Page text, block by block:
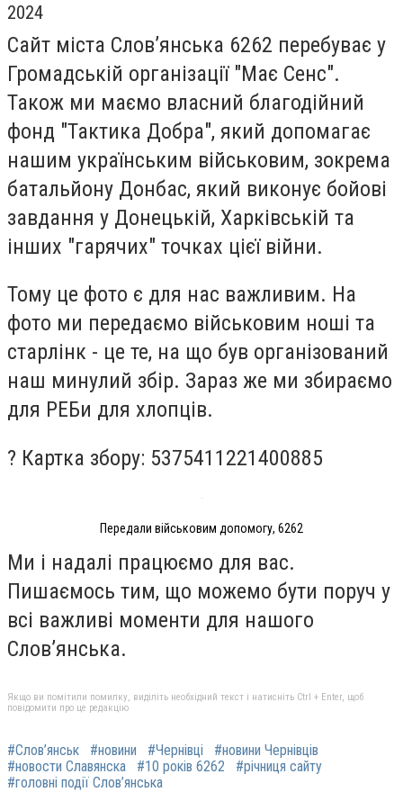
2024
Сайт міста Слов’янська 6262 перебуває у
Громадській організації "Має Сенс".
Також ми маємо власний благодійний
фонд "Тактика Добра", який допомагає
нашим українським військовим, зокрема
батальйону Донбас, який виконує бойові
завдання у Донецькій, Харківській та
інших "гарячих" точках цієї війни.
Тому це фото є для нас важливим. На
фото ми передаємо військовим ноші та
старлінк - це те, на що був організований
наш минулий збір. Зараз же ми збираємо
для РЕБи для хлопців.
? Картка збору: 5375411221400885
Передали військовим допомогу, 6262
Ми і надалі працюємо для вас.
Пишаємось тим, що можемо бути поруч у
всі важливі моменти для нашого
Слов’янська.
Якщо ви помітили помилку, виділіть необхідний текст і натисніть Ctrl + Enter, щоб
повідомити про це редакцію
#Слов’янськ #новини #Чернівці
#новини Чернівців
#новости Славянска
#10 років 6262
#річниця сайту
#головні події Слов’янська